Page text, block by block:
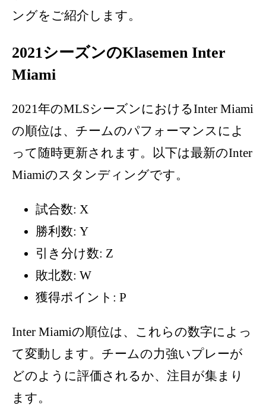
ングをご紹介します。
2021シーズンのKlasemen Inter
Miami
2021年のMLSシーズンにおけるInter Miami
の順位は、チームのパフォーマンスによ
って随時更新されます。以下は最新のInter
Miamiのスタンディングです。
試合数: X
勝利数: Y
引き分け数: Z
敗北数: W
獲得ポイント: P
Inter Miamiの順位は、これらの数字によっ
て変動します。チームの力強いプレーが
どのように評価されるか、注目が集まり
ます。